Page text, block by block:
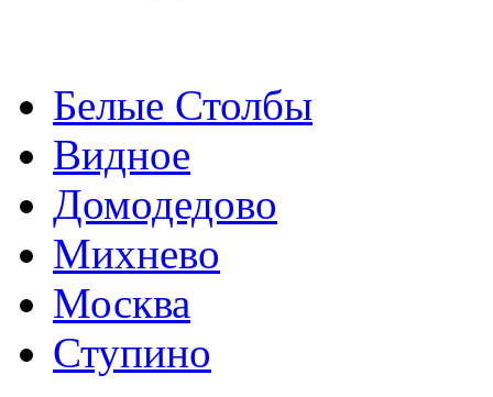
Белые Столбы
Видное
Домодедово
Михнево
Москва
Ступино